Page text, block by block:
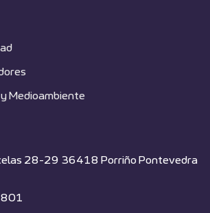
Medioambiente
28-29 36418 Porriño Pontevedra
801